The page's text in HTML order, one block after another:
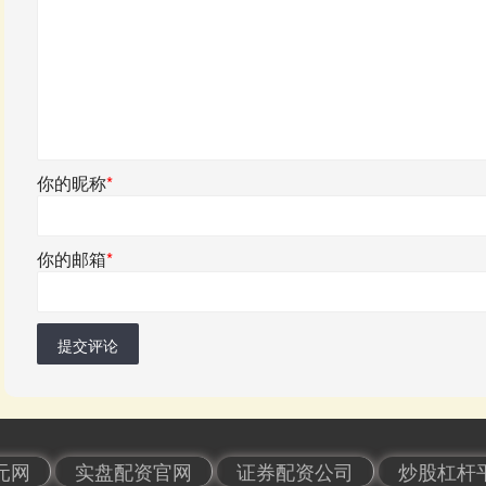
你的昵称*
你的邮箱*
提交评论
网 实盘配资官网 证券配资公司 炒股杠杆